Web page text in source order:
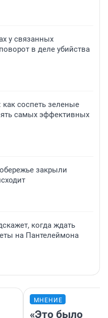
у связанных
в деле убийства
соспеть зеленые
самых эффективных
закрыли
когда ждать
на Пантелеймона
МНЕНИЕ
«Это было